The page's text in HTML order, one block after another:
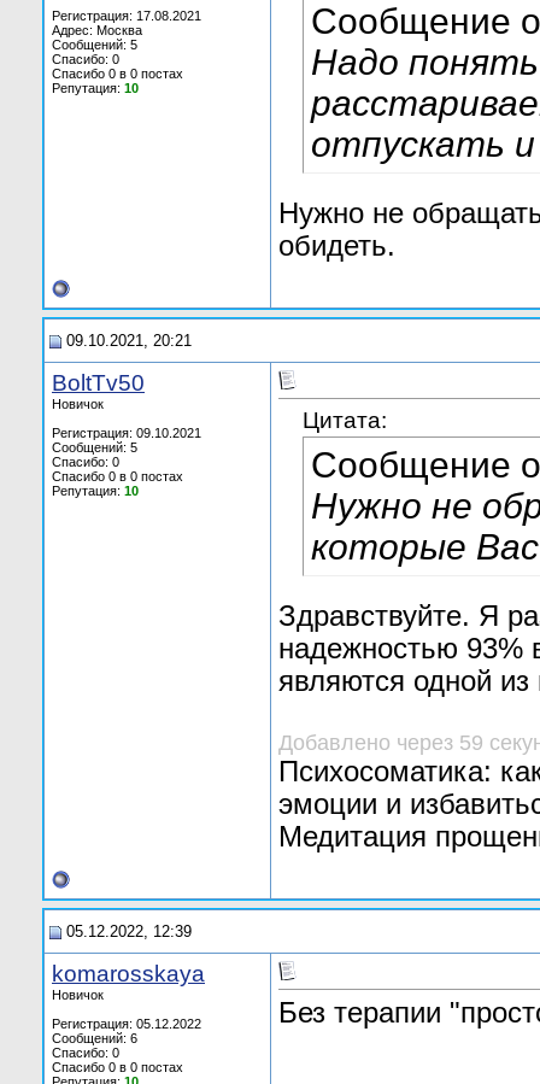
Регистрация: 17.08.2021
Адрес: Москва
Сообщений: 5
Спасибо: 0
Спасибо 0 в 0 постах
Репутация: 10
Сообщение
Надо
отпускать
Нужно не
обидеть.
09.10.2021, 20:21
BoltTv50
Новичок
Регистрация: 09.10.2021
Сообщений: 5
Спасибо: 0
Спасибо 0 в 0 постах
Репутация: 10
Цитата:
Сообщение
Нужно не
которые
Здравствуйте. Я
надежностью 93%
являются одной из
Добавлено через 59
Психосоматика:
эмоции и
Медитация
05.12.2022, 12:39
komarosskaya
Новичок
Регистрация: 05.12.2022
Сообщений: 6
Спасибо: 0
Спасибо 0 в 0 постах
Без терапии